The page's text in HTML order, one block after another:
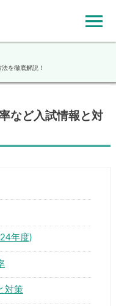
を徹底解説！
など入試情報と対
年度)
対策